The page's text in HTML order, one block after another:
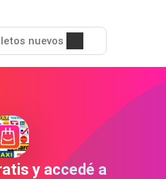
nuevos
y accedé a